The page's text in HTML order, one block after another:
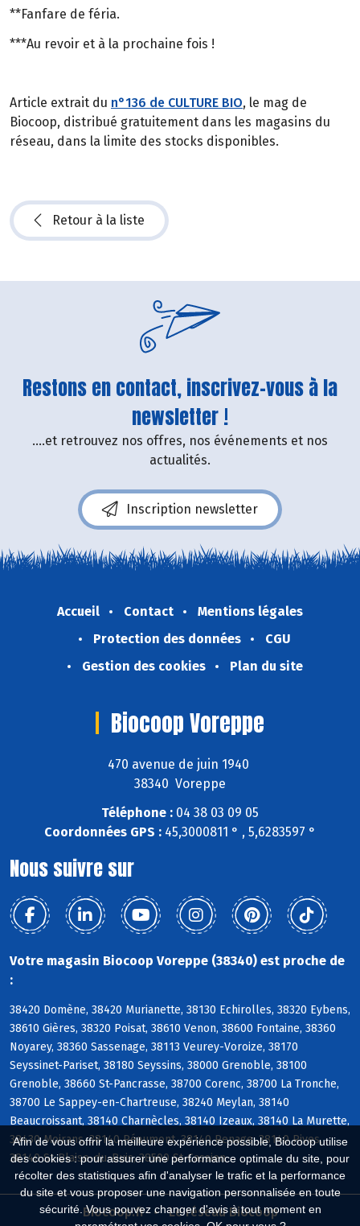
Afin de vous offrir la meilleure expérience possible, Biocoop utilise
des cookies : pour assurer une performance optimale du site, pour
récolter des statistiques afin d'analyser le trafic et la performance
du site et vous proposer une navigation personnalisée en toute
sécurité. Vous pouvez changer d'avis à tout moment en
**Fanfare de féria.
***Au revoir et à la prochaine fois !
Article extrait du n°136 de CULTURE BIO, le mag de
Biocoop, distribué gratuitement dans les magasins du
réseau, dans la limite des stocks disponibles.
Retour à la liste
Restons en contact, inscrivez-vous à la
newsletter !
....et retrouvez nos offres, nos événements et nos
actualités.
Inscription newsletter
Accueil Contact
Mentions légales
Protection des données
CGU
Gestion des cookies
Plan du site
Biocoop Voreppe
470 avenue de juin 1940
38340 Voreppe
Téléphone : 04 38 03 09 05
Coordonnées GPS : 45,3000811 ° , 5,6283597 °
Nous suivre sur
Votre magasin Biocoop Voreppe (38340) est proche de
:
38420 Domène, 38420 Murianette, 38130 Echirolles, 38320 Eybens,
38610 Gières, 38320 Poisat, 38610 Venon, 38600 Fontaine, 38360
Noyarey, 38360 Sassenage, 38113 Veurey-Voroize, 38170
Seyssinet-Pariset, 38180 Seyssins, 38000 Grenoble, 38100
Grenoble, 38660 St-Pancrasse, 38700 Corenc, 38700 La Tronche,
38700 Le Sappey-en-Chartreuse, 38240 Meylan, 38140
Beaucroissant, 38140 Charnècles, 38140 Izeaux, 38140 La Murette,
38430 Moirans, 38140 Réaumont, 38140 Renage, 38140 Rives,
38140 St-Blaise-du-Buis, 38500 St-Cassien
Biocoop.fr Le réseau Biocoop